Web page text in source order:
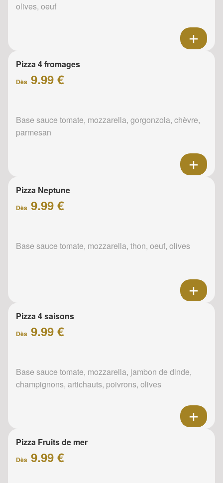
olives, oeuf
Pizza 4 fromages
Dès 9.99 €
Base sauce tomate, mozzarella, gorgonzola, chèvre,
parmesan
Pizza Neptune
Dès 9.99 €
Base sauce tomate, mozzarella, thon, oeuf, olives
Pizza 4 saisons
Dès 9.99 €
Base sauce tomate, mozzarella, jambon de dinde,
champignons, artichauts, poivrons, olives
Pizza Fruits de mer
Dès 9.99 €